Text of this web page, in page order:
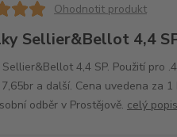
Ohodnotit produkt
Sellier&Bellot 4,4
4,4 SP. Použití pro
a další. Cena uvedena za
odběr v Prostějově. celý popis